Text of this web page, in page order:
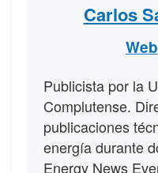
Carlos
Web
Publicista por la
Complutense.
publicaciones
energía durante
Energy News